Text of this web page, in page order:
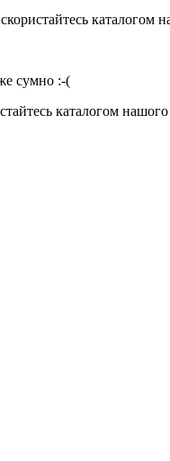
каталогом
сумно :-(
каталогом